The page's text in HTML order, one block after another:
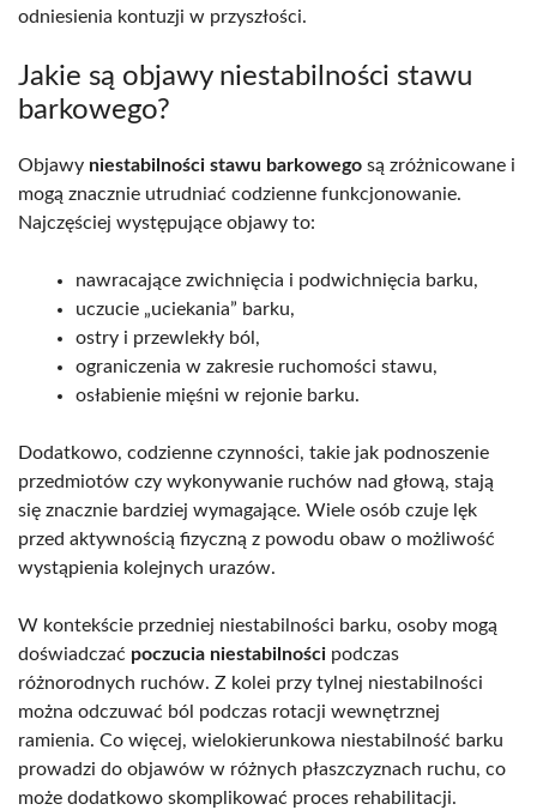
odniesienia kontuzji w przyszłości.
Jakie są objawy niestabilności stawu
barkowego?
Objawy niestabilności stawu barkowego są zróżnicowane i
mogą znacznie utrudniać codzienne funkcjonowanie.
Najczęściej występujące objawy to:
nawracające zwichnięcia i podwichnięcia barku,
uczucie „uciekania” barku,
ostry i przewlekły ból,
ograniczenia w zakresie ruchomości stawu,
osłabienie mięśni w rejonie barku.
Dodatkowo, codzienne czynności, takie jak podnoszenie
przedmiotów czy wykonywanie ruchów nad głową, stają
się znacznie bardziej wymagające. Wiele osób czuje lęk
przed aktywnością fizyczną z powodu obaw o możliwość
wystąpienia kolejnych urazów.
W kontekście przedniej niestabilności barku, osoby mogą
doświadczać poczucia niestabilności podczas
różnorodnych ruchów. Z kolei przy tylnej niestabilności
można odczuwać ból podczas rotacji wewnętrznej
ramienia. Co więcej, wielokierunkowa niestabilność barku
prowadzi do objawów w różnych płaszczyznach ruchu, co
może dodatkowo skomplikować proces rehabilitacji.